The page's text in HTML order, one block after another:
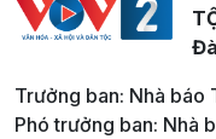
Trưởng ban: Nhà báo
Phó trưởng ban: Nhà